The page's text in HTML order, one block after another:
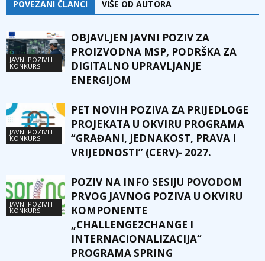
POVEZANI ČLANCI VIŠE OD AUTORA
JAVNI POZIVI I
KONKURSI
OBJAVLJEN JAVNI POZIV ZA
PROIZVODNA MSP, PODRŠKA ZA
DIGITALNO UPRAVLJANJE
ENERGIJOM
JAVNI POZIVI I
KONKURSI
PET NOVIH POZIVA ZA PRIJEDLOGE
PROJEKATA U OKVIRU PROGRAMA
“GRAĐANI, JEDNAKOST, PRAVA I
VRIJEDNOSTI” (CERV)- 2027.
JAVNI POZIVI I
KONKURSI
POZIV NA INFO SESIJU POVODOM
PRVOG JAVNOG POZIVA U OKVIRU
KOMPONENTE
„CHALLENGE2CHANGE I
INTERNACIONALIZACIJA“
PROGRAMA SPRING